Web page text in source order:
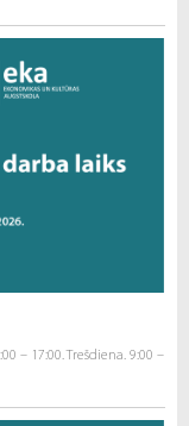
– 17:00. Trešdiena. 9:00 –